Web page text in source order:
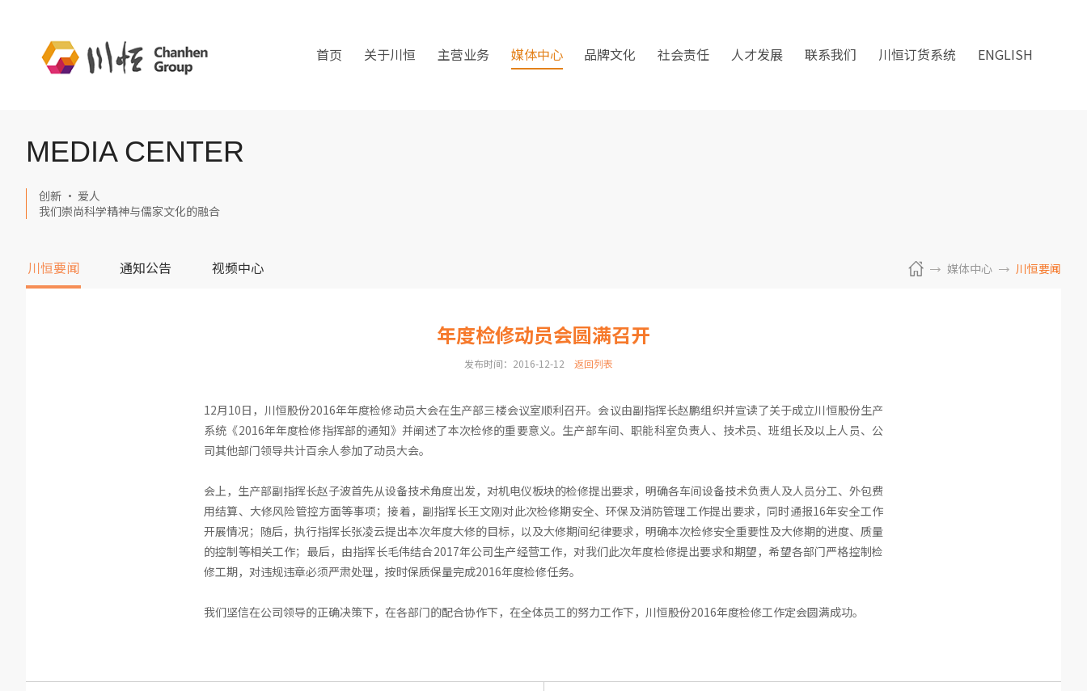
首页 关于川恒 主营业务 媒体中心 品牌文化 社会责任 人才发展 联系我们 川恒订货系统 ENGLISH
MEDIA CENTER
创新 · 爱人
我们崇尚科学精神与儒家文化的融合
川恒要闻 通知公告 视频中心 媒体中心 川恒要闻
年度检修动员会圆满召开
发布时间：2016-12-12 返回列表
12月10日，川恒股份2016年年度检修动员大会在生产部三楼会议室顺利召开。会议由副指挥长赵鹏组织并宣读了关于成立川恒股份生产
系统《2016年年度检修指挥部的通知》并阐述了本次检修的重要意义。生产部车间、职能科室负责人、技术员、班组长及以上人员、公
司其他部门领导共计百余人参加了动员大会。
会上，生产部副指挥长赵子波首先从设备技术角度出发，对机电仪板块的检修提出要求，明确各车间设备技术负责人及人员分工、外包费
用结算、大修风险管控方面等事项；接着，副指挥长王文刚对此次检修期安全、环保及消防管理工作提出要求，同时通报16年安全工作
开展情况；随后，执行指挥长张凌云提出本次年度大修的目标，以及大修期间纪律要求，明确本次检修安全重要性及大修期的进度、质量
的控制等相关工作；最后，由指挥长毛伟结合2017年公司生产经营工作，对我们此次年度检修提出要求和期望，希望各部门严格控制检
修工期，对违规违章必须严肃处理，按时保质保量完成2016年度检修任务。
我们坚信在公司领导的正确决策下，在各部门的配合协作下，在全体员工的努力工作下，川恒股份2016年度检修工作定会圆满成功。